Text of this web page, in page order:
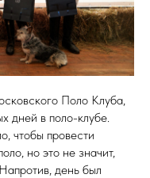
Поло Клуба,
дней в поло-клубе.
чтобы провести
но это не значит,
день был